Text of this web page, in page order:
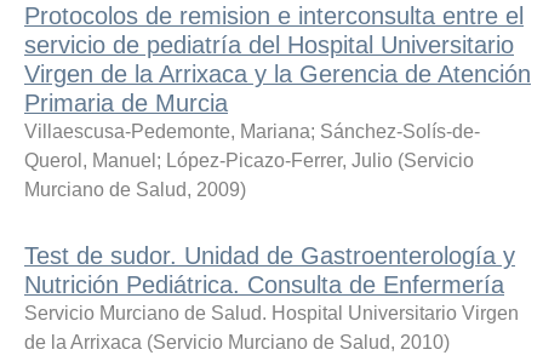
Protocolos de remision e interconsulta entre el
servicio de pediatría del Hospital Universitario
Virgen de la Arrixaca y la Gerencia de Atención
Primaria de Murcia
Villaescusa-Pedemonte, Mariana; Sánchez-Solís-de-
Querol, Manuel ; López-Picazo-Ferrer, Julio (Servicio
Murciano de Salud, 2009)
Test de sudor. Unidad de Gastroenterología y
Nutrición Pediátrica. Consulta de Enfermería
Servicio Murciano de Salud. Hospital Universitario Virgen
de la Arrixaca (Servicio Murciano de Salud, 2010)